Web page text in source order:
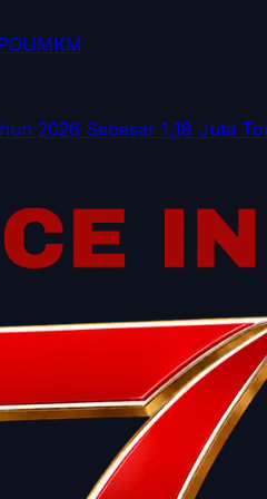
UMKM
2026 Sebesar 1,18 Juta